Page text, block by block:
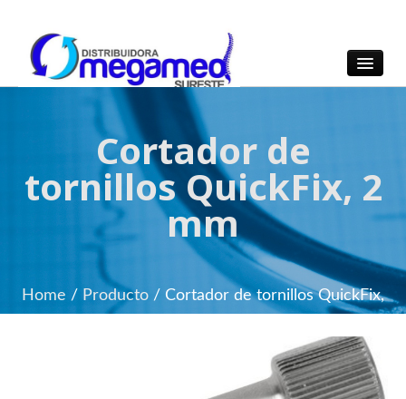
OmegaMed Sureste
OmegaMed Sureste
Cortador de
tornillos QuickFix, 2
mm
Home / Producto / Cortador de tornillos QuickFix,